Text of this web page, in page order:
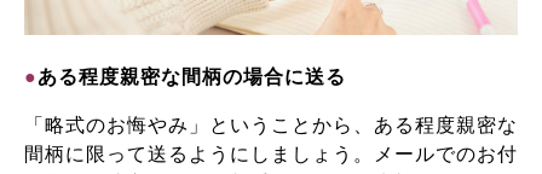
●ある程度親密な間柄の場合に送る
「略式のお悔やみ」ということから、ある程度親密な
間柄に限って送るようにしましょう。メールでのお付